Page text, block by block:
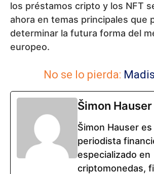
los préstamos cripto y los NFT
ahora en temas principales que
determinar la futura forma del
europeo.
No se lo pierda:
Šimon Hauser
Šimon Hauser es
periodista
especializado en
criptomonedas,